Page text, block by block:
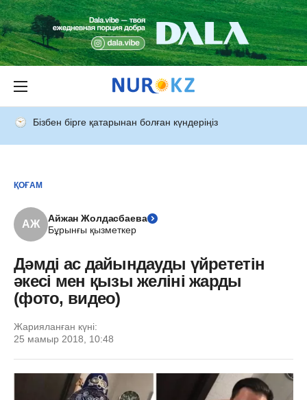
Бізбен бірге қатарынан болған күндеріңіз
ҚОҒАМ
АЖ
Айжан Жолдасбаева
Бұрынғы қызметкер
Дәмді ас дайындауды үйрететін
әкесі мен қызы желіні жарды
(фото, видео)
Жарияланған күні:
25 мамыр 2018, 10:48